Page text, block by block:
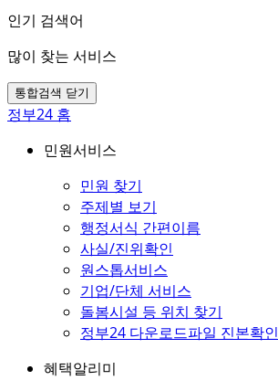
인기 검색어
많이 찾는 서비스
통합검색 닫기
정부24 홈
민원서비스
민원 찾기
주제별 보기
행정서식 간편이름
사실/진위확인
원스톱서비스
기업/단체 서비스
돌봄시설 등 위치 찾기
정부24 다운로드파일 진본확인
혜택알리미